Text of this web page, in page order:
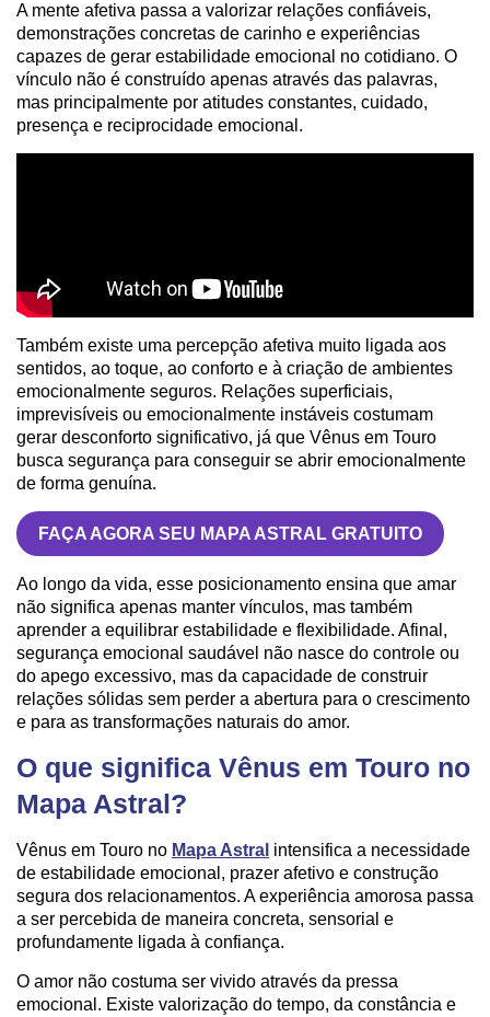
A mente afetiva passa a valorizar relações confiáveis,
demonstrações concretas de carinho e experiências
capazes de gerar estabilidade emocional no cotidiano. O
vínculo não é construído apenas através das palavras,
mas principalmente por atitudes constantes, cuidado,
presença e reciprocidade emocional.
Também existe uma percepção afetiva muito ligada aos
sentidos, ao toque, ao conforto e à criação de ambientes
emocionalmente seguros. Relações superficiais,
imprevisíveis ou emocionalmente instáveis costumam
gerar desconforto significativo, já que Vênus em Touro
busca segurança para conseguir se abrir emocionalmente
de forma genuína.
FAÇA AGORA SEU MAPA ASTRAL GRATUITO
Ao longo da vida, esse posicionamento ensina que amar
não significa apenas manter vínculos, mas também
aprender a equilibrar estabilidade e flexibilidade. Afinal,
segurança emocional saudável não nasce do controle ou
do apego excessivo, mas da capacidade de construir
relações sólidas sem perder a abertura para o crescimento
e para as transformações naturais do amor.
O que significa Vênus em Touro no
Mapa Astral?
Vênus em Touro no Mapa Astral intensifica a necessidade
de estabilidade emocional, prazer afetivo e construção
segura dos relacionamentos. A experiência amorosa passa
a ser percebida de maneira concreta, sensorial e
profundamente ligada à confiança.
O amor não costuma ser vivido através da pressa
emocional. Existe valorização do tempo, da constância e